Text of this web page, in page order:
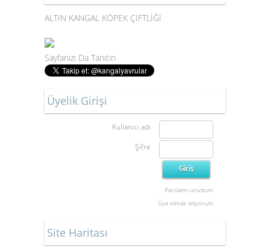
ALTIN KANGAL KÖPEK ÇİFTLİĞİ
Sayfanızı Da Tanıtın
Üyelik Girişi
Kullanıcı adı
Şifre
Parolamı unuttum
Üye olmak istiyorum
Site Haritası